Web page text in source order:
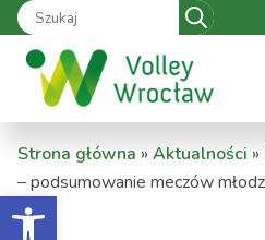
Otwórz pasek narzędzi
Search
for:
Strona główna » Aktualności »
– podsumowanie meczów